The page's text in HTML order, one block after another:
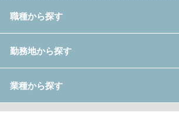
職種から探す
勤務地から探す
業種から探す